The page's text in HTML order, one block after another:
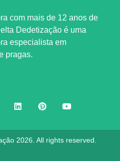
com mais de 12 anos de
Dedetização é uma
especialista em
pragas.
2026. All rights reserved.